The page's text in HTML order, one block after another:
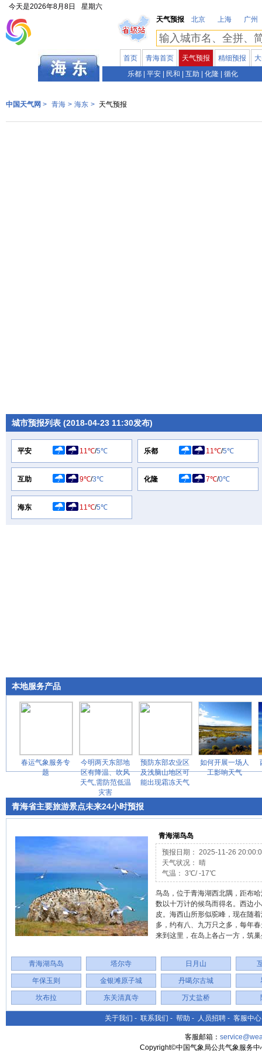
今天是2026年8月8日
星期六
天气预报
北京 上海 广州
首页 青海首页 天气预报 精细预报
乐都
平安 民和 互助 化隆 循化
中国天气网 > 青海 > 海东 > 天气预报
城市预报列表 (2018-04-23 11:30发布)
平安 11℃/5℃ 乐都 11℃/5℃
互助 9℃/3℃ 化隆 7℃/0℃
海东 11℃/5℃
本地服务产品
春运气象服务专
题
今明两天东部地
区有降温、吹风
天气,需防范低温
灾害
预防东部农业区
及浅脑山地区可
能出现霜冻天气
如何开展一场人
工影响天气
青海省主要旅游景点未来24小时预报
青海湖鸟岛
预报日期： 2025-11-26
天气状况： 晴
气温： 3℃/ -17℃
鸟岛，位于青海湖西北隅，距布
数以十万计的候鸟而得名。西边
皮。海西山所形似驼峰，现在随
多，约有八、九万只之多，每年
来到这里，在岛上各占一方，筑
青海湖鸟岛 塔尔寺 日月山
年保玉则 金银滩原子城 丹噶尔古城
坎布拉 东关清真寺 万丈盐桥
关于我们 - 联系我们 - 帮助 - 人员招聘 - 客服中心
客服邮箱：
Copyright©中国气象局公共气象服务